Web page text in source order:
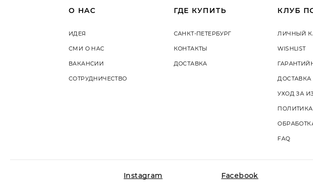
О НАС
ИДЕЯ
СМИ О НАС
ВАКАНСИИ
СОТРУДНИЧЕСТВО
ГДЕ КУПИТЬ
САНКТ-ПЕТЕРБУРГ
КОНТАКТЫ
ДОСТАВКА
КЛУБ
ЛИЧНЫЙ
WISHLIST
ДОСТАВКА
УХОД ЗА
FAQ
Facebook
Instagram